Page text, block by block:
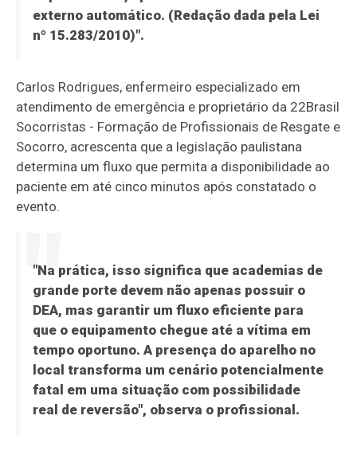
externo automático. (Redação dada pela Lei
nº 15.283/2010)".
Carlos Rodrigues, enfermeiro especializado em
atendimento de emergência e proprietário da 22Brasil
Socorristas - Formação de Profissionais de Resgate e
Socorro, acrescenta que a legislação paulistana
determina um fluxo que permita a disponibilidade ao
paciente em até cinco minutos após constatado o
evento.
"Na prática, isso significa que academias de
grande porte devem não apenas possuir o
DEA, mas garantir um fluxo eficiente para
que o equipamento chegue até a vítima em
tempo oportuno. A presença do aparelho no
local transforma um cenário potencialmente
fatal em uma situação com possibilidade
real de reversão", observa o profissional.